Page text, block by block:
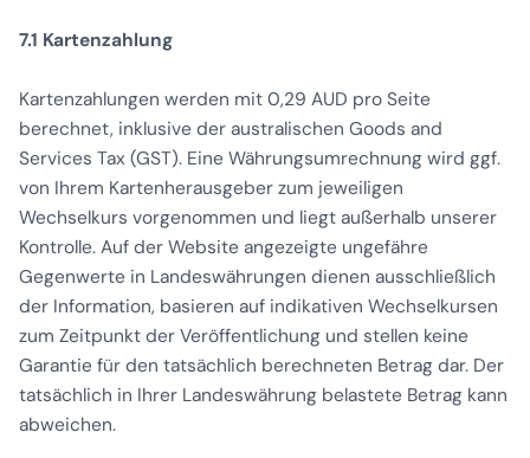
7.1 Kartenzahlung
Kartenzahlungen werden mit 0,29 AUD pro Seite
berechnet, inklusive der australischen Goods and
Services Tax (GST). Eine Währungsumrechnung wird ggf.
von Ihrem Kartenherausgeber zum jeweiligen
Wechselkurs vorgenommen und liegt außerhalb unserer
Kontrolle. Auf der Website angezeigte ungefähre
Gegenwerte in Landeswährungen dienen ausschließlich
der Information, basieren auf indikativen Wechselkursen
zum Zeitpunkt der Veröffentlichung und stellen keine
Garantie für den tatsächlich berechneten Betrag dar. Der
tatsächlich in Ihrer Landeswährung belastete Betrag kann
abweichen.